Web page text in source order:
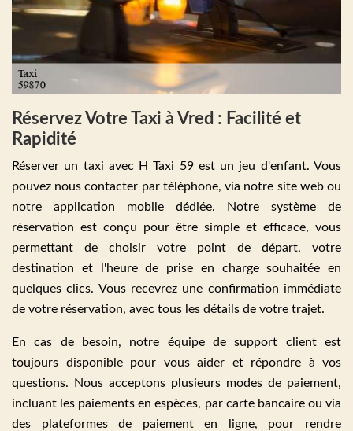
Réservez Votre Taxi à Vred : Facilité et
Rapidité
Réserver un taxi avec H Taxi 59 est un jeu d'enfant. Vous
pouvez nous contacter par téléphone, via notre site web ou
notre application mobile dédiée. Notre système de
réservation est conçu pour être simple et efficace, vous
permettant de choisir votre point de départ, votre
destination et l'heure de prise en charge souhaitée en
quelques clics. Vous recevrez une confirmation immédiate
de votre réservation, avec tous les détails de votre trajet.
En cas de besoin, notre équipe de support client est
toujours disponible pour vous aider et répondre à vos
questions. Nous acceptons plusieurs modes de paiement,
incluant les paiements en espèces, par carte bancaire ou via
des plateformes de paiement en ligne, pour rendre